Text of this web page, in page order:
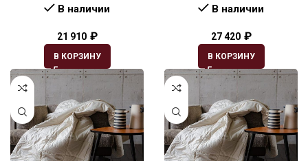
В наличии
21 910 ₽
В КОРЗИНУ
В наличии
27 420 ₽
В КОРЗИНУ